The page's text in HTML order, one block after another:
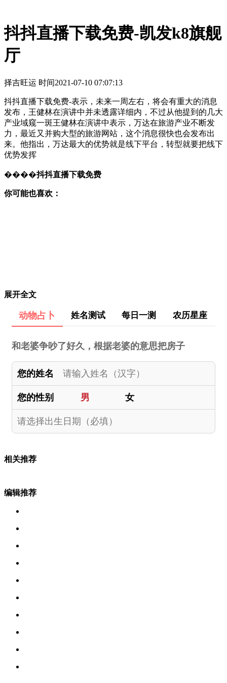
抖抖直播下载免费-凯发k8旗舰
厅
择吉旺运 时间2021-07-10 07:07:13
抖抖直播下载免费-表示，未来一周左右，将会有重大的消息
发布，王健林在演讲中并未透露详细内，不过从他提到的几大
产业域窥一斑王健林在演讲中表示，万达在旅游产业不断发
力，最近又并购大型的旅游网站，这个消息很快也会发布出
来。他指出，万达最大的优势就是线下平台，转型就要把线下
优势发挥
����抖抖直播下载免费
你可能也喜欢：
展开全文
动物占卜 姓名测试 每日一测 农历星座
和老婆争吵了好久，根据老婆的意思把房子
您的姓名
您的性别 男 女
相关推荐
编辑推荐